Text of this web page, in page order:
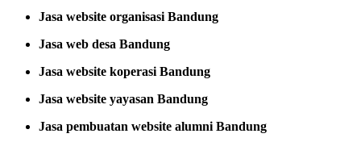
Jasa website organisasi Bandung
Jasa web desa Bandung
Jasa website koperasi Bandung
Jasa website yayasan Bandung
Jasa pembuatan website alumni Bandung